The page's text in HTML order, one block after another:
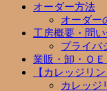
オーダー方法
オーダー
工房概要・問
プライバ
業販・卸・Ｏ
【カレッジリン
カレッジ